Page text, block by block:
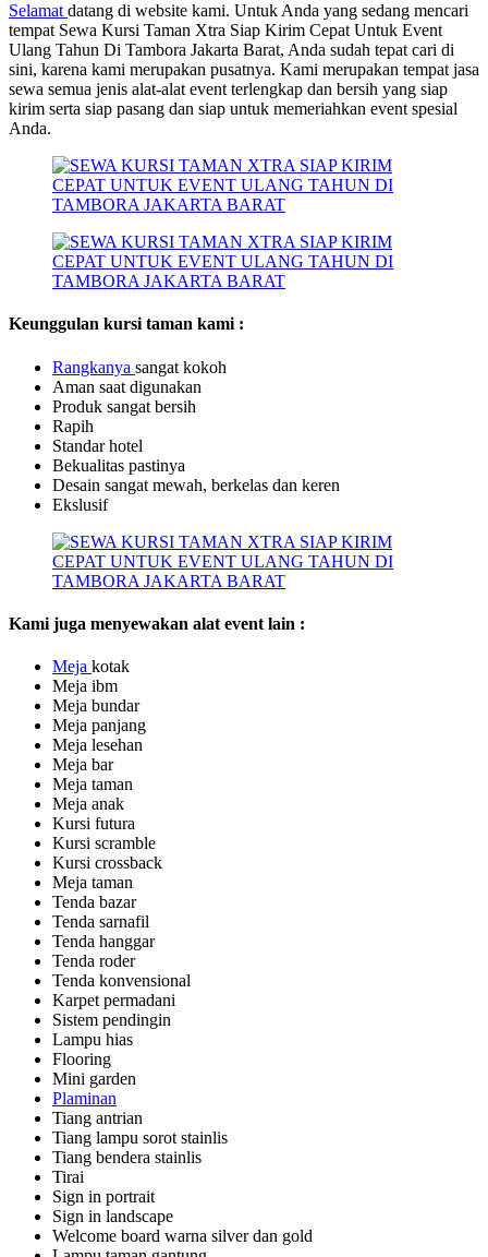
Selamat datang di website kami. Untuk Anda yang sedang mencari
tempat Sewa Kursi Taman Xtra Siap Kirim Cepat Untuk Event
Ulang Tahun Di Tambora Jakarta Barat, Anda sudah tepat cari di
sini, karena kami merupakan pusatnya. Kami merupakan tempat jasa
sewa semua jenis alat-alat event terlengkap dan bersih yang siap
kirim serta siap pasang dan siap untuk memeriahkan event spesial
Anda.
Keunggulan kursi taman kami :
Rangkanya sangat kokoh
Aman saat digunakan
Produk sangat bersih
Rapih
Standar hotel
Bekualitas pastinya
Desain sangat mewah, berkelas dan keren
Ekslusif
Kami juga menyewakan alat event lain :
Meja kotak
Meja ibm
Meja bundar
Meja panjang
Meja lesehan
Meja bar
Meja taman
Meja anak
Kursi futura
Kursi scramble
Kursi crossback
Meja taman
Tenda bazar
Tenda sarnafil
Tenda hanggar
Tenda roder
Tenda konvensional
Karpet permadani
Sistem pendingin
Lampu hias
Flooring
Mini garden
Plaminan
Tiang antrian
Tiang lampu sorot stainlis
Tiang bendera stainlis
Tirai
Sign in portrait
Sign in landscape
Welcome board warna silver dan gold